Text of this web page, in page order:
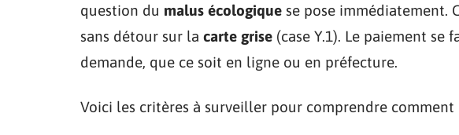
question du malus écologique se pose immédiatement.
sans détour sur la carte grise (case Y.1). Le paiement se
demande, que ce soit en ligne ou en préfecture.
Voici les critères à surveiller pour comprendre comment